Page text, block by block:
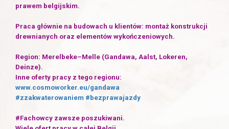
prawem belgijskim.
Praca głównie na budowach u klientów: montaż konstrukcji
drewnianych oraz elementów wykończeniowych.
Region: Merelbeke–Melle (Gandawa, Aalst, Lokeren,
Deinze).
Inne oferty pracy z tego regionu:
www.cosmoworker.eu/gandawa
#zzakwaterowaniem #bezprawajazdy
#Fachowcy zawsze poszukiwani.